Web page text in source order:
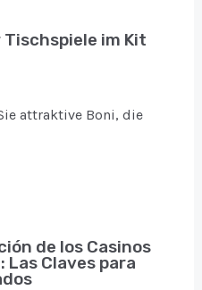
im Kit
attraktive Boni, die
de los Casinos
Las Claves para